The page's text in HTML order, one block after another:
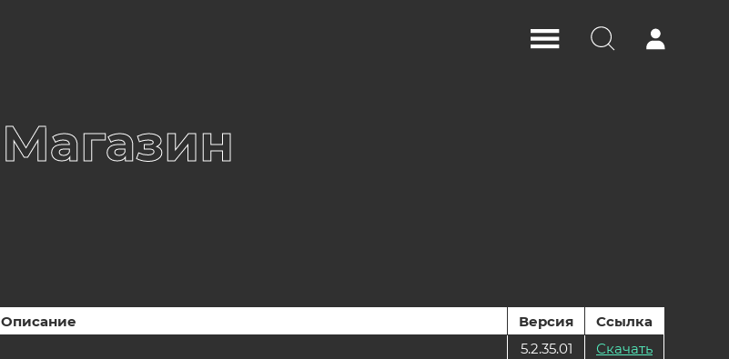
Магазин
Описание Версия
Ссылка
5.2.35.01
Скачать